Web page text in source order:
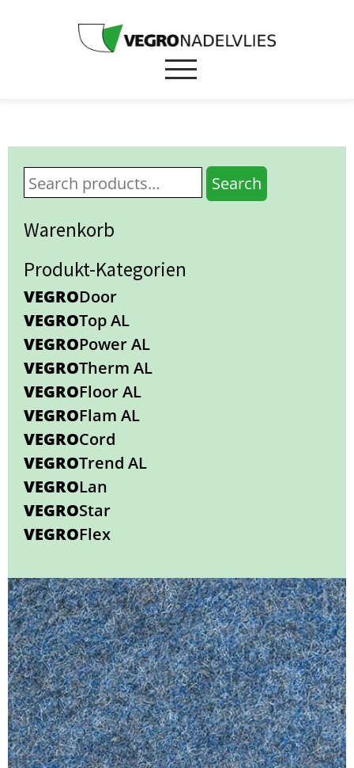
Search
Warenkorb
Produkt-Kategorien
VEGRODoor
VEGROTop AL
VEGROPower AL
VEGROTherm AL
VEGROFloor AL
VEGROFlam AL
VEGROCord
VEGROTrend AL
VEGROLan
VEGROStar
VEGROFlex